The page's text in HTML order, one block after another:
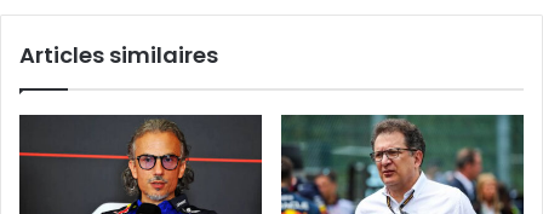
Articles similaires